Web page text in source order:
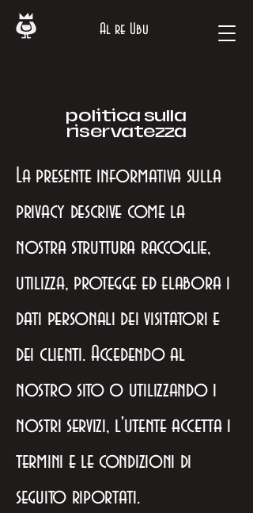
Al re Ubu
politica sulla
riservatezza
La presente informativa sulla
privacy descrive come la
nostra struttura raccoglie,
utilizza, protegge ed elabora i
dati personali dei visitatori e
dei clienti. Accedendo al
nostro sito o utilizzando i
nostri servizi, l'utente accetta i
termini e le condizioni di
seguito riportati.